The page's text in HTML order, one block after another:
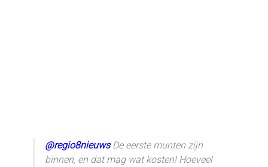
@regio8nieuwsDe eerste munten zijn
binnen, en dat mag wat kosten! Hoeveel